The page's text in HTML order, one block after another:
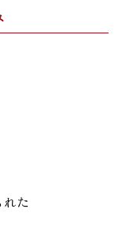
た